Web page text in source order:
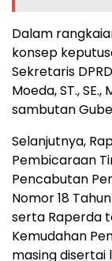
Dalam
konsep
Sekretaris
Moeda, ST.,
sambutan
Selanjutnya,
Pembicaraan
Pencabutan
Nomor 18
serta Raperda
Kemudahan
masing disertai